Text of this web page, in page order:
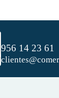
956 14 23 61